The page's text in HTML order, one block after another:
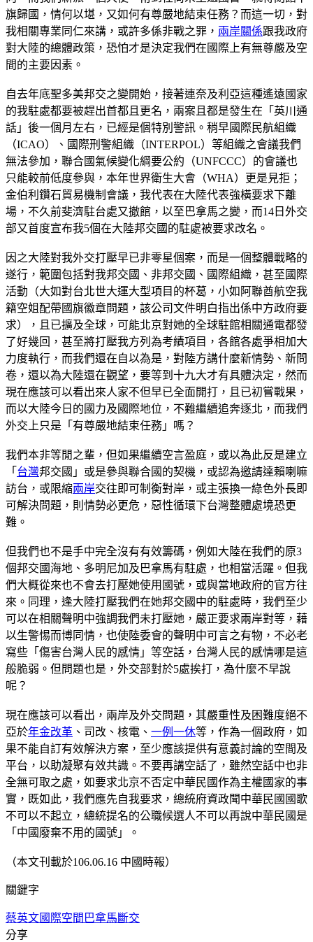
旗歸國，情何以堪，又如何有尊嚴地結束任務？而這一切，對
我相關專業同仁來講，或許多係非戰之罪， 兩岸關係跟我政府
對大陸的總體政策，恐怕才是決定我們在國際上有無尊嚴及空
間的主要因素。
自去年底聖多美邦交之變開始，接著連奈及利亞這種遙遠國家
的我駐處都要被趕出首都且更名，兩案且都是發生在「英川通
話」後一個月左右，已經是個特別警訊。稍早國際民航組織
（ICAO）、國際刑警組織（INTERPOL）等組織之會議我們
無法參加，聯合國氣候變化綱要公約（UNFCCC）的會議也
只能較前低度參與，本年世界衛生大會（WHA）更是見拒；
金伯利鑽石貿易機制會議，我代表在大陸代表強橫要求下離
場，不久前斐濟駐台處又撤館，以至巴拿馬之變，而14日外交
部又首度宣布我5個在大陸邦交國的駐處被要求改名。
因之大陸對我外交打壓早已非零星個案，而是一個整體戰略的
遂行，範圍包括對我邦交國、非邦交國、國際組織，甚至國際
活動（大如對台北世大運大型項目的杯葛，小如阿聯酋航空我
籍空姐配帶國旗徽章問題，該公司文件明白指出係中方政府要
求），且已擴及全球，可能北京對她的全球駐館相關通電都發
了好幾回，甚至將打壓我方列為考績項目，各館各處爭相加大
力度執行，而我們還在自以為是，對陸方講什麼新情勢、新問
卷，還以為大陸還在觀望，要等到十九大才有具體決定，然而
現在應該可以看出來人家不但早已全面開打，且已初嘗戰果，
而以大陸今日的國力及國際地位，不難繼續追奔逐北，而我們
外交上只是「有尊嚴地結束任務」嗎？
我們本非等閒之輩，但如果繼續空言盈庭，或以為此反是建立
「 台灣邦交國」或是參與聯合國的契機，或認為邀請達賴喇嘛
訪台，或限縮兩岸交往即可制衡對岸，或主張換一綠色外長即
可解決問題，則情勢必更危，惡性循環下台灣整體處境恐更
難。
但我們也不是手中完全沒有有效籌碼，例如大陸在我們的原3
個邦交國海地、多明尼加及巴拿馬有駐處，也相當活躍。但我
們大概從來也不會去打壓她使用國號，或與當地政府的官方往
來。同理，逢大陸打壓我們在她邦交國中的駐處時，我們至少
可以在相關聲明中強調我們未打壓她，嚴正要求兩岸對等，藉
以生警惕而博同情，也使陸委會的聲明中可言之有物，不必老
寫些「傷害台灣人民的感情」等空話，台灣人民的感情哪是這
般脆弱。但問題也是，外交部對於5處挨打，為什麼不早說
呢？
現在應該可以看出，兩岸及外交問題，其嚴重性及困難度絕不
亞於年金改革 、司改、核電、 一例一休等，作為一個政府，如
果不能自訂有效解決方案，至少應該提供有意義討論的空間及
平台，以助凝聚有效共識。不要再講空話了，雖然空話中也非
全無可取之處，如要求北京不否定中華民國作為主權國家的事
實，既如此，我們應先自我要求，總統府資政聞中華民國國歌
不可以不起立，總統提名的公職候選人不可以再說中華民國是
「中國廢棄不用的國號」。
（本文刊載於106.06.16 中國時報）
關鍵字
蔡英文國際空間 巴拿馬斷交
分享